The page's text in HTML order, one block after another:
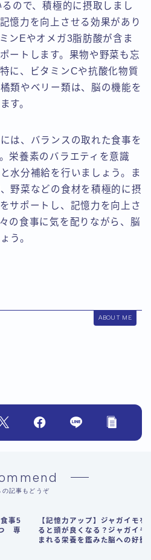
ので、積極的に摂取しまし
憶力を向上させる効果があり
ンEやオメガ3脂肪酸が含ま
ートします。果物や野菜も忘
に、ビタミンCや抗酸化物質
類やベリー類は、脳の機能を
す。
は、バランスの取れた食事を
栄養素のバラエティを意識
水分補給を行いましょう。ま
野菜などの食材を積極的に摂
サポートし、記憶力を向上さ
の食事に気を配りながら、脳
う。
ABOUT ME
の記事もどうぞ
事5
つ 専
【記憶力アップ】ジャガイモを
ると頭が良くなる？ジャガイモ
まれる栄養を鑑みた脳への好影